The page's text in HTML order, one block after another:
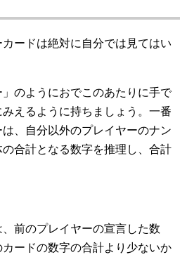
ードは絶対に自分では見てはい
」のようにおでこのあたりに手で
えるように持ちましょう。一番
、自分以外のプレイヤーのナン
合計となる数字を推理し、合計
前のプレイヤーの宣言した数
ードの数字の合計より少ないか